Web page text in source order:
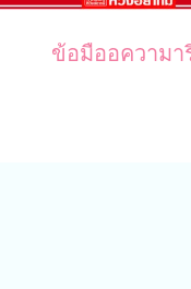
ข้อมืออความา